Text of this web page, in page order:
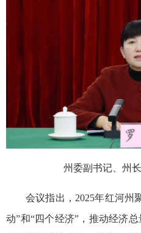
州委副书记、州
会议指出，2025年红河州
动”和“四个经济”，推动经济